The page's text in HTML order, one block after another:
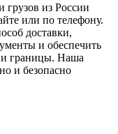
грузов из России
или по телефону.
доставки,
и обеспечить
границы. Наша
и безопасно